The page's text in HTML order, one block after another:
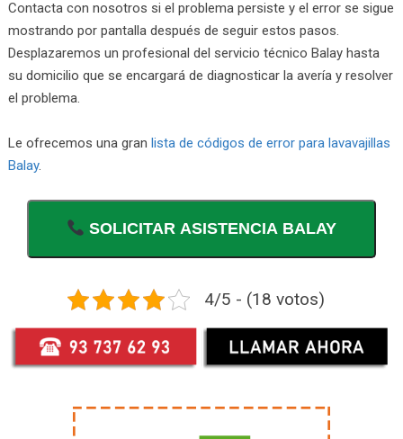
Contacta con nosotros si el problema persiste y el error se sigue
mostrando por pantalla después de seguir estos pasos.
Desplazaremos un profesional del servicio técnico Balay hasta
su domicilio que se encargará de diagnosticar la avería y resolver
el problema.
Le ofrecemos una gran lista de códigos de error para lavavajillas
Balay.
SOLICITAR ASISTENCIA BALAY
4/5 - (18 votos)